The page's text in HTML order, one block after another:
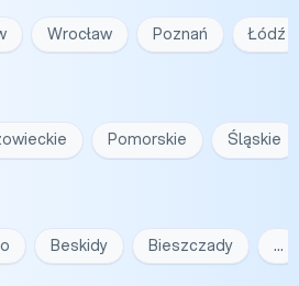
Wrocław Poznań Łódź
Pomorskie Śląskie
Beskidy Bieszczady …